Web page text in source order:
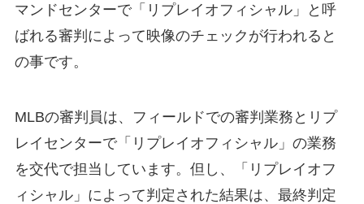
マンドセンターで「リプレイオフィシャル」と呼
ばれる審判によって映像のチェックが行われると
の事です。
MLBの審判員は、フィールドでの審判業務とリプ
レイセンターで「リプレイオフィシャル」の業務
を交代で担当しています。但し、「リプレイオフ
ィシャル」によって判定された結果は、最終判定